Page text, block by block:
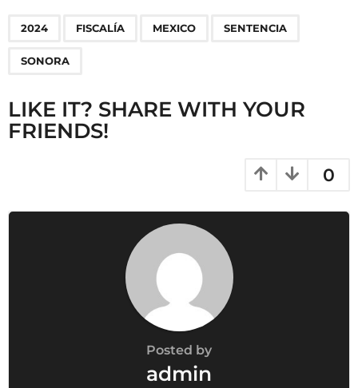
g
n
a
t
n
2024 FISCALÍA MEXICO SENTENCIA
SONORA
LIKE IT? SHARE WITH YOUR
FRIENDS!
0
Posted by
admin